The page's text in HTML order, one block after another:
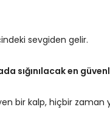
sevgiden gelir.
sığınılacak en
bir kalp, hiçbir zaman